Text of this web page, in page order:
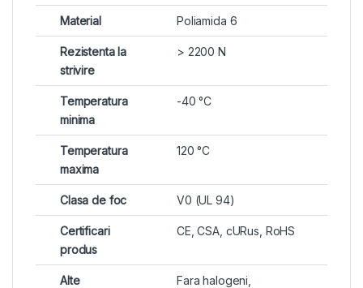
Material Poliamida 6
Rezistenta la
strivire
> 2200 N
Temperatura
minima
-40 °C
Temperatura
maxima
120 °C
Clasa de foc V0 (UL 94)
Certificari
produs
CE, CSA, cURus, RoHS
Alte
Fara halogeni,